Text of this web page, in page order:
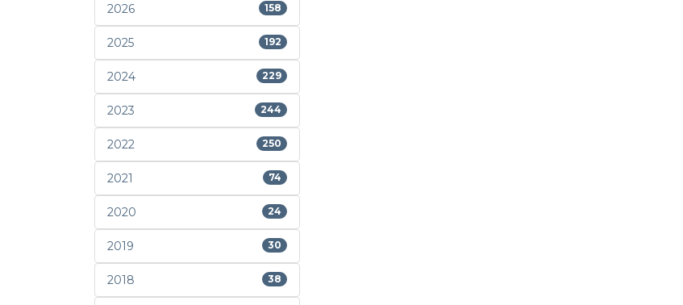
2026 158
2025 192
2024 229
2023 244
2022 250
2021 74
2020 24
2019 30
2018 38